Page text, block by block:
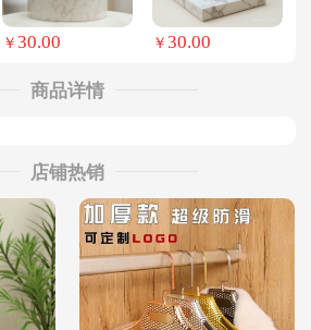
￥30.00 ￥30.00
商品详情
店铺热销